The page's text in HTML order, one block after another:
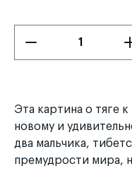
Эта картина о тяге
новому и
два мальчика,
премудрости мира,